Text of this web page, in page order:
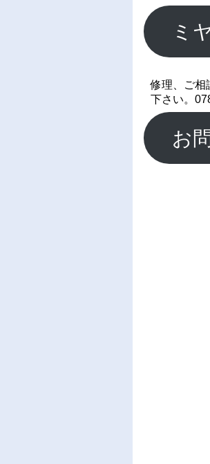
ミ
修理、ご相
下さい。
お